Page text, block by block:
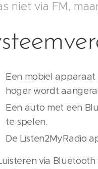
niet via FM,
Een mobiel
hoger wordt
Een auto met een
te spelen.
De Listen2MyRadio
via